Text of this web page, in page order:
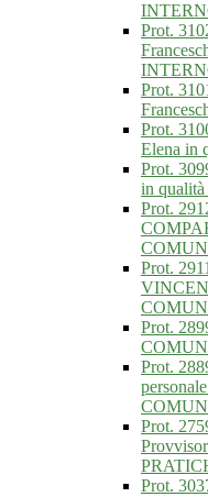
Prot.
Prot.
Prot.
Elena in
Prot.
in
Prot.
Prot.
Prot.
Prot.
Prot.
Prot.